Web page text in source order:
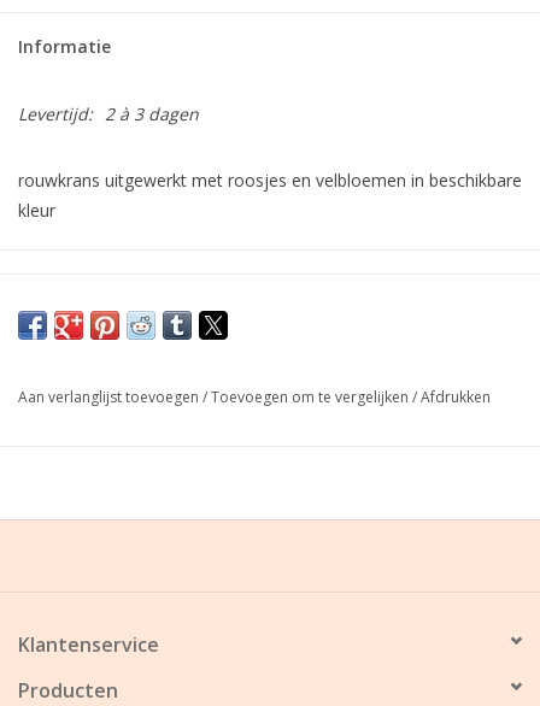
Informatie
Levertijd: 2 à 3 dagen
rouwkrans uitgewerkt met roosjes en velbloemen in beschikbare
kleur
het langs alle zijden volledig is uitgewerkt met fijne bloemen en
Graag minimum 1 à 2 dagen voor de uitvaart of begroeting uw
Aan verlanglijst toevoegen /Toevoegen om te vergelijken /Afdrukken
Klantenservice
Producten